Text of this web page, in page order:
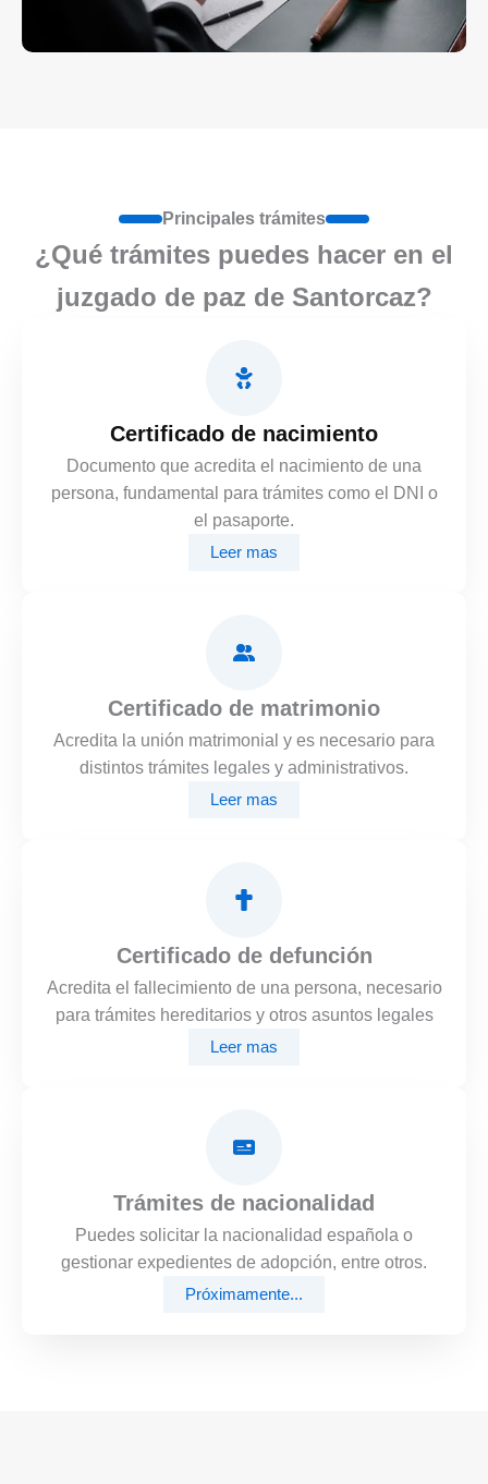
Principales trámites
¿Qué trámites puedes hacer en el
juzgado de paz de Santorcaz?
Certificado de nacimiento
Documento que acredita el nacimiento de una
persona, fundamental para trámites como el DNI o
el pasaporte.
Leer mas
Certificado de matrimonio
Acredita la unión matrimonial y es necesario para
distintos trámites legales y administrativos.
Leer mas
Certificado de defunción
Acredita el fallecimiento de una persona, necesario
para trámites hereditarios y otros asuntos legales
Leer mas
Trámites de nacionalidad
Puedes solicitar la nacionalidad española o
gestionar expedientes de adopción, entre otros.
Próximamente...